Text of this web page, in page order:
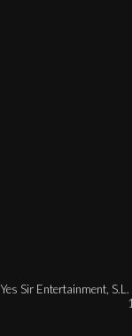
Yes Sir Entertainment,